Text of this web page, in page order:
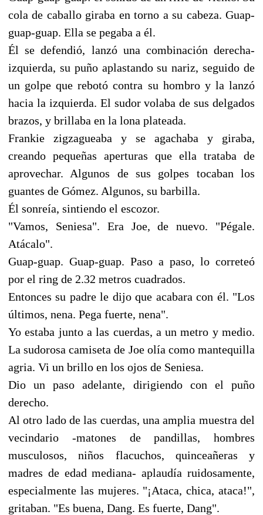
cola de caballo giraba en torno a su cabeza. Guap-
guap-guap. Ella se pegaba a él.
Él se defendió, lanzó una combinación derecha-
izquierda, su puño aplastando su nariz, seguido de
un golpe que rebotó contra su hombro y la lanzó
hacia la izquierda. El sudor volaba de sus delgados
brazos, y brillaba en la lona plateada.
Frankie zigzagueaba y se agachaba y giraba,
creando pequeñas aperturas que ella trataba de
aprovechar. Algunos de sus golpes tocaban los
guantes de Gómez. Algunos, su barbilla.
Él sonreía, sintiendo el escozor.
"Vamos, Seniesa". Era Joe, de nuevo. "Pégale.
Atácalo".
Guap-guap. Guap-guap. Paso a paso, lo correteó
por el ring de 2.32 metros cuadrados.
Entonces su padre le dijo que acabara con él. "Los
últimos, nena. Pega fuerte, nena".
Yo estaba junto a las cuerdas, a un metro y medio.
La sudorosa camiseta de Joe olía como mantequilla
agria. Vi un brillo en los ojos de Seniesa.
Dio un paso adelante, dirigiendo con el puño
derecho.
Al otro lado de las cuerdas, una amplia muestra del
vecindario -matones de pandillas, hombres
musculosos, niños flacuchos, quinceañeras y
madres de edad mediana- aplaudía ruidosamente,
especialmente las mujeres. "¡Ataca, chica, ataca!",
gritaban. "Es buena, Dang. Es fuerte, Dang".